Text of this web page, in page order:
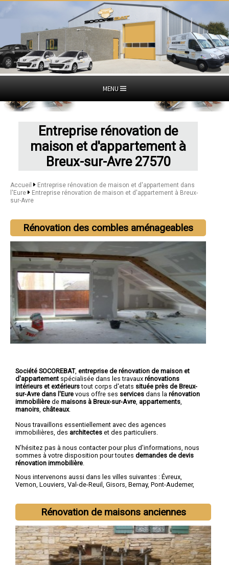
MENU
Entreprise rénovation de
maison et d'appartement à
Breux-sur-Avre 27570
Accueil
Entreprise rénovation de maison et d'appartement dans
l'Eure
Entreprise rénovation de maison et d'appartement à Breux-
sur-Avre
Rénovation des combles aménageables
Société SOCOREBAT, entreprise de rénovation de maison et
d'appartement spécialisée dans les travaux rénovations
intérieurs et extérieurstout corps d'etats située près de Breux-
sur-Avre dans l'Eure vous offre ses services dans la rénovation
immobilière de maisons à Breux-sur-Avre appartements
manoirs châteaux.
Nous travaillons essentiellement avec des agences
immobilières, des architectes et des particuliers.
N'hésitez pas à nous contacter pour plus d'informations, nous
sommes à votre disposition pour toutes demandes de devis
rénovation immobilière
Nous intervenons aussi dans les villes suivantes : Évreux,
Vernon, Louviers, Val-de-Reuil , Gisors, Bernay, Pont-Audemer,
Rénovation de maisons anciennes